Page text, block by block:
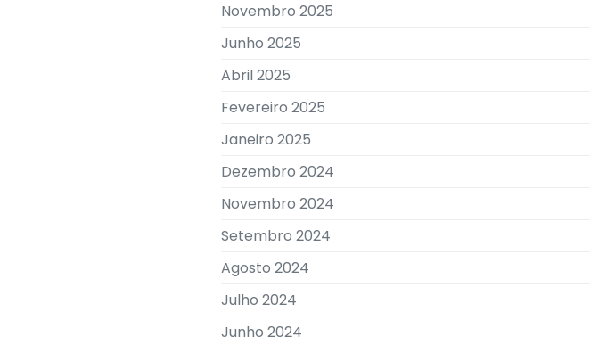
Novembro 2025
Junho 2025
Abril 2025
Fevereiro 2025
Janeiro 2025
Dezembro 2024
Novembro 2024
Setembro 2024
Agosto 2024
Julho 2024
Junho 2024